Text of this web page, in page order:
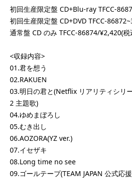
初回生産限定盤 CD+Blu-ray TFCC-
初回生産限定盤 CD+DVD TFCC-
通常盤 CD のみ TFCC-86874/¥2,420(税
<収録内容>
01.君を想う
02.RAKUEN
03.明日の君と(Netflix リアリティシリ
2 主題歌)
04.ゆめまぼろし
05.むき出し
06.AOZORA(YZ ver.)
07.イセザキ
08.Long time no see
09.ゴールテープ(TEAM JAPAN 公式応